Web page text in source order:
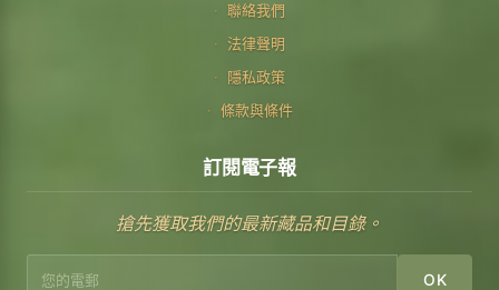
聯絡我們
法律聲明
隱私政策
條款與條件
訂閱電子報
搶先獲取我們的最新藏品和目錄。
OK